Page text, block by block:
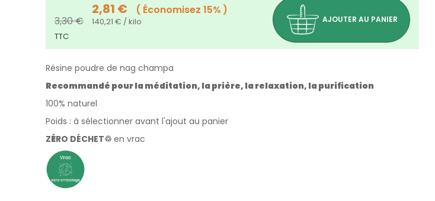
3,30 €
2,81 € Économisez 15%
140,21 € / kilo
TTC
AJOUTER AU PANIER
Résine poudre de nag champa
Recommandé pour la méditation, la prière, la relaxation, la purification
100% naturel
Poids : à sélectionner avant l'ajout au panier
ZÉRO DÉCHET♲ en vrac